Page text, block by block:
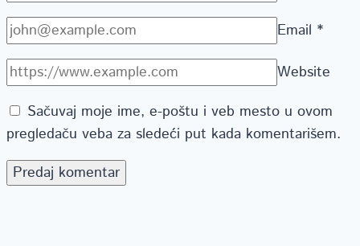
Email *
Website
Sačuvaj moje ime, e-poštu i veb mesto u ovom
pregledaču veba za sledeći put kada komentarišem.